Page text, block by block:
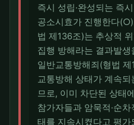
즉시 성립·완성되는 즉
공소시효가 진행한다
법 제136조)는 추상적
집행 방해라는 결과발
일반교통방해죄(형법
교통방해 상태가 계속
므로, 이미 차단된 상태
참가자들과 암묵적·순
태를 지속시켰다고 평